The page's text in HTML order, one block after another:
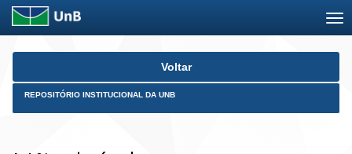
Skip
Voltar
REPOSITÓRIO INSTITUCIONAL DA UNB